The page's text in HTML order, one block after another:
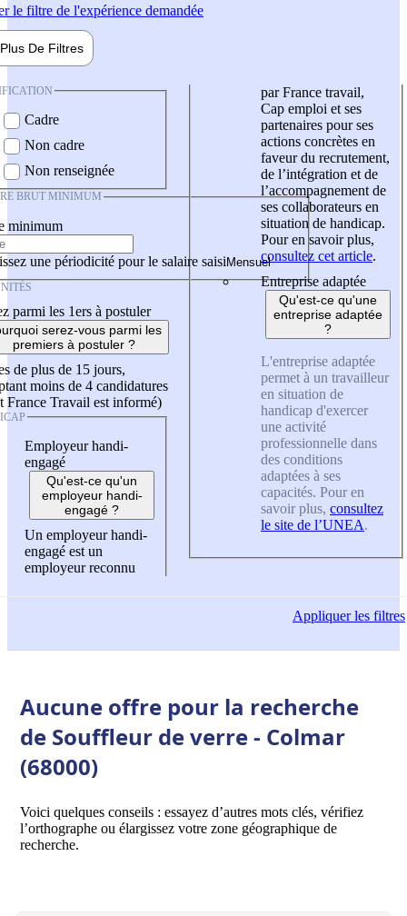
le filtre de l'expérience demandée
Plus De Filtres
Cadre
Non cadre
Non renseignée
BRUT MINIMUM
minimum
une périodicité pour le salaire saisi
parmi les 1ers à postuler
serez-vous parmi les
premiers à postuler ?
de plus de 15 jours,
moins de 4 candidatures
France Travail est informé)
Employeur handi-
engagé
Qu'est-ce qu'un
employeur handi-
engagé ?
Un employeur handi-
engagé est un
employeur reconnu
par France travail,
Cap emploi et ses
partenaires pour ses
actions concrètes en
faveur du recrutement,
de l’intégration et de
l’accompagnement de
ses collaborateurs en
situation de handicap.
Pour en savoir plus,
consultez cet article.
Entreprise adaptée
Qu'est-ce qu'une
entreprise adaptée
?
L'entreprise adaptée
permet à un travailleur
en situation de
handicap d'exercer
une activité
professionnelle dans
des conditions
adaptées à ses
capacités. Pour en
savoir plus, consultez
le site de l’UNEA.
Appliquerles filtres
Aucune offre pour la recherche
de Souffleur de verre - Colmar
(68000)
Voici quelques conseils : essayez d’autres mots clés, vérifiez
l’orthographe ou élargissez votre zone géographique de
recherche.